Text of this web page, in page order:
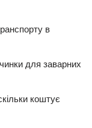
в
для заварних
коштує